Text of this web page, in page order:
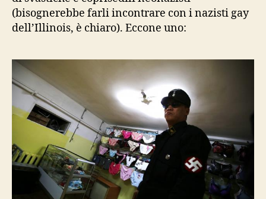
(bisognerebbe farli incontrare con i nazisti gay
dell’Illinois, è chiaro). Eccone uno: